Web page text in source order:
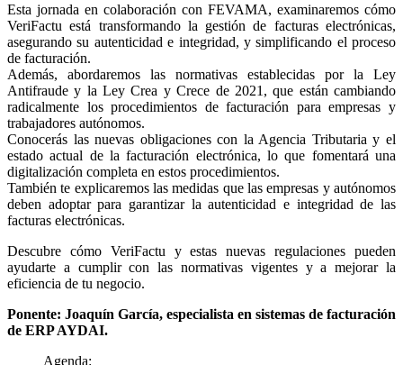
Esta jornada en colaboración con FEVAMA, examinaremos cómo
VeriFactu está transformando la gestión de facturas electrónicas,
asegurando su autenticidad e integridad, y simplificando el proceso
de facturación.
Además, abordaremos las normativas establecidas por la Ley
Antifraude y la Ley Crea y Crece de 2021, que están cambiando
radicalmente los procedimientos de facturación para empresas y
trabajadores autónomos.
Conocerás las nuevas obligaciones con la Agencia Tributaria y el
estado actual de la facturación electrónica, lo que fomentará una
digitalización completa en estos procedimientos.
También te explicaremos las medidas que las empresas y autónomos
deben adoptar para garantizar la autenticidad e integridad de las
facturas electrónicas.
Descubre cómo VeriFactu y estas nuevas regulaciones pueden
ayudarte a cumplir con las normativas vigentes y a mejorar la
eficiencia de tu negocio.
Ponente: Joaquín García, especialista en sistemas de facturación
de ERP AYDAI.
Agenda: